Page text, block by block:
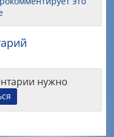
нужно